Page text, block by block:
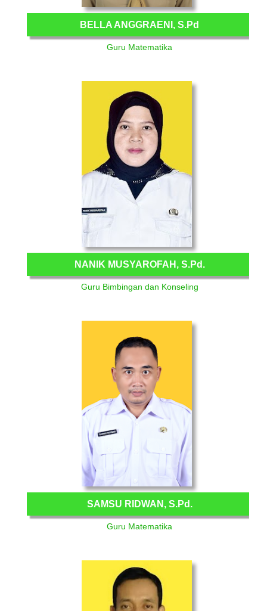
BELLA ANGGRAENI, S.Pd
Guru Matematika
NANIK MUSYAROFAH, S.Pd.
Guru Bimbingan dan Konseling
SAMSU RIDWAN, S.Pd.
Guru Matematika